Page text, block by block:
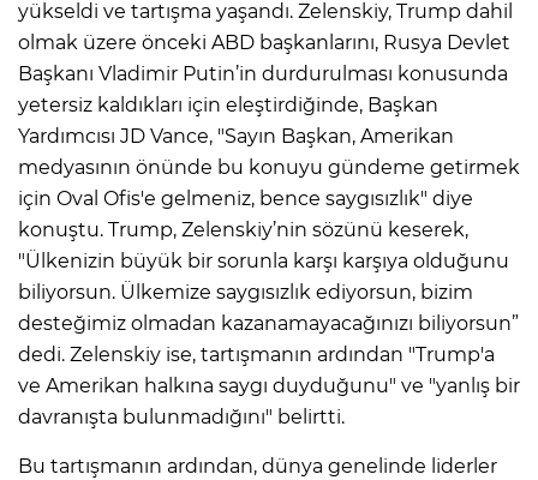
yükseldi ve tartışma yaşandı. Zelenskiy, Trump dahil
olmak üzere önceki ABD başkanlarını, Rusya Devlet
Başkanı Vladimir Putin’in durdurulması konusunda
yetersiz kaldıkları için eleştirdiğinde, Başkan
Yardımcısı JD Vance, "Sayın Başkan, Amerikan
medyasının önünde bu konuyu gündeme getirmek
için Oval Ofis'e gelmeniz, bence saygısızlık" diye
konuştu. Trump, Zelenskiy’nin sözünü keserek,
"Ülkenizin büyük bir sorunla karşı karşıya olduğunu
biliyorsun. Ülkemize saygısızlık ediyorsun, bizim
desteğimiz olmadan kazanamayacağınızı biliyorsun”
dedi. Zelenskiy ise, tartışmanın ardından "Trump'a
ve Amerikan halkına saygı duyduğunu" ve "yanlış bir
davranışta bulunmadığını" belirtti.
Bu tartışmanın ardından, dünya genelinde liderler